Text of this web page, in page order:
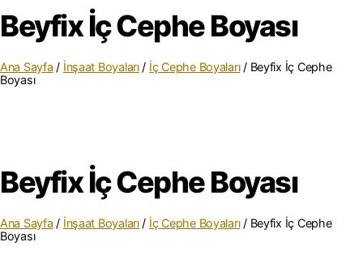
Beyfix İç Cephe Boyası
Ana Sayfa / İnşaat Boyaları/ İç Cephe Boyaları/ Beyfix İç Cephe
Boyası
Beyfix İç Cephe Boyası
Ana Sayfa / İnşaat Boyaları/ İç Cephe Boyaları/ Beyfix İç Cephe
Boyası